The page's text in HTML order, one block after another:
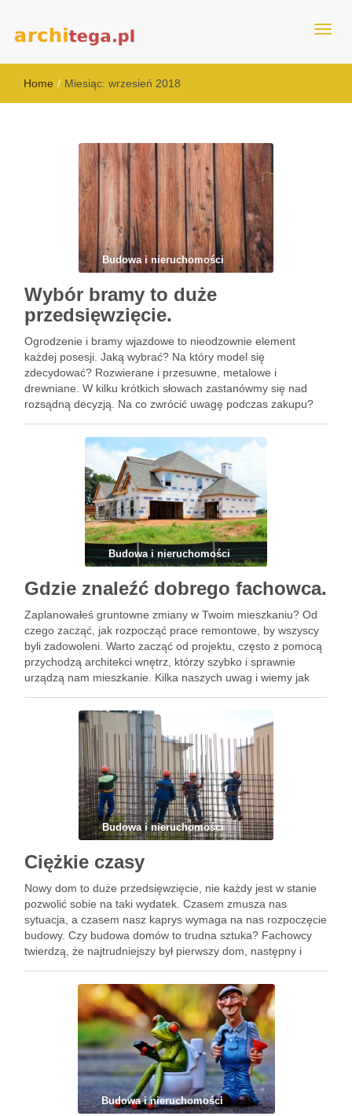
architega.pl
Home / Miesiąc: wrzesień 2018
Budowa i nieruchomości
Wybór bramy to duże
przedsięwzięcie.
Ogrodzenie i bramy wjazdowe to nieodzownie element
każdej posesji. Jaką wybrać? Na który model się
zdecydować? Rozwierane i przesuwne, metalowe i
drewniane. W kilku krótkich słowach zastanówmy się nad
rozsądną decyzją. Na co zwrócić uwagę podczas zakupu?
kiedy wygląda ona jak równy prostokąt. …
Budowa i nieruchomości
Gdzie znaleźć dobrego fachowca.
Zaplanowałeś gruntowne zmiany w Twoim mieszkaniu? Od
czego zacząć, jak rozpocząć prace remontowe, by wszyscy
byli zadowoleni. Warto zacząć od projektu, często z pomocą
przychodzą architekci wnętrz, którzy szybko i sprawnie
urządzą nam mieszkanie. Kilka naszych uwag i wiemy jak
Budowa i nieruchomości
Ciężkie czasy
Nowy dom to duże przedsięwzięcie, nie każdy jest w stanie
pozwolić sobie na taki wydatek. Czasem zmusza nas
sytuacja, a czasem nasz kaprys wymaga na nas rozpoczęcie
budowy. Czy budowa domów to trudna sztuka? Fachowcy
twierdzą, że najtrudniejszy był pierwszy dom, następny i
Budowa i nieruchomości